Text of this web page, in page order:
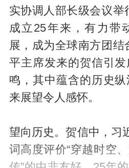
实协调人部长级会议举
成立25年来，有力带
展，成为全球南方团结
平主席发来的贺信引
鸣，其中蕴含的历史
来展望令人感怀。
望向历史。贺信中，习
词高度评价“穿越时空